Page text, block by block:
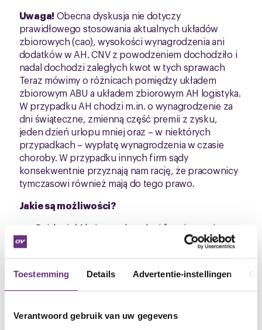
Toestemming Details Advertentie-instellingen
Verantwoord gebruik van uw gegevens
Uwaga! Obecna dyskusja nie dotyczy
prawidłowego stosowania aktualnych układów
zbiorowych (cao), wysokości wynagrodzenia ani
dodatków w AH. CNV z powodzeniem dochodziło i
nadal dochodzi zaległych kwot w tych sprawach
Teraz mówimy o różnicach pomiędzy układem
zbiorowym ABU a układem zbiorowym AH logistyka.
W przypadku AH chodzi m.in. o wynagrodzenie za
dni świąteczne, zmienną część premii z zysku,
jeden dzień urlopu mniej oraz – w niektórych
przypadkach – wypłatę wynagrodzenia w czasie
choroby. W przypadku innych firm sądy
konsekwentnie przyznają nam rację, że pracownicy
tymczasowi również mają do tego prawo.
Jakie są możliwości?
Działania/ Akcje – w dowolnej formie – maj
zbiorowe wymuszenie poprawy
Dochodzenie roszczeń indywidualnie – z
agencji pracy lub AH